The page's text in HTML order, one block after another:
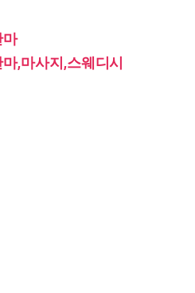
마
,마사지,스웨디시